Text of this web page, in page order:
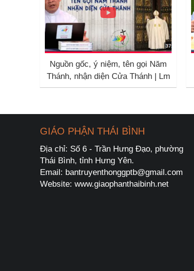
Nguồn gốc, ý niệm, tên gọi Năm
Thánh, nhận diện Cửa Thánh | Lm
Pie Nguyễn Thanh Tùng
GIÁO PHẬN THÁI BÌNH
Địa chỉ: Số 6 - Trần Hưng Đạo, phường
Thái Bình, tỉnh Hưng Yên.
Email: bantruyenthonggptb@gmail.com
Website: www.giaophanthaibinh.net